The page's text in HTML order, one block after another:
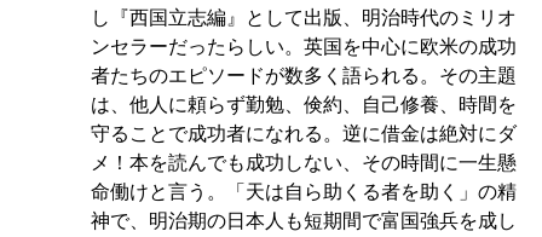
し『西国立志編』として出版、明治時代のミリオ
ンセラーだったらしい。英国を中心に欧米の成功
者たちのエピソードが数多く語られる。その主題
は、他人に頼らず勤勉、倹約、自己修養、時間を
守ることで成功者になれる。逆に借金は絶対にダ
メ！本を読んでも成功しない、その時間に一生懸
命働けと言う。「天は自ら助くる者を助く」の精
神で、明治期の日本人も短期間で富国強兵を成し